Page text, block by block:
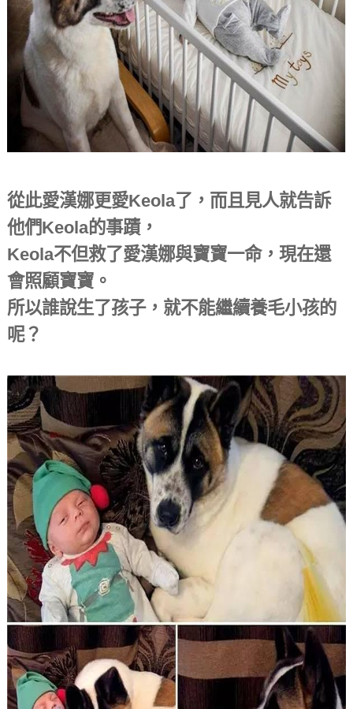
從此愛漢娜更愛Keola了，而且見人就告訴
他們Keola的事蹟，
Keola不但救了愛漢娜與寶寶一命，現在還
會照顧寶寶。
所以誰說生了孩子，就不能繼續養毛小孩的
呢？